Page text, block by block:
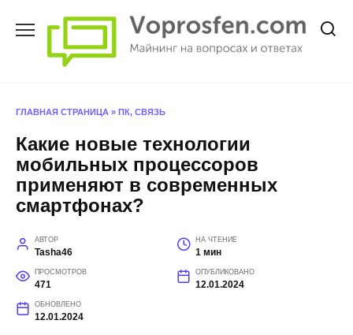
ГЛАВНАЯ СТРАНИЦА » ПК, СВЯЗЬ
Какие новые технологии
мобильных процессоров
применяют в современных
смартфонах?
АВТОР
Tasha46
НА ЧТЕНИЕ
1 мин
ПРОСМОТРОВ
471
ОПУБЛИКОВАНО
12.01.2024
ОБНОВЛЕНО
12.01.2024